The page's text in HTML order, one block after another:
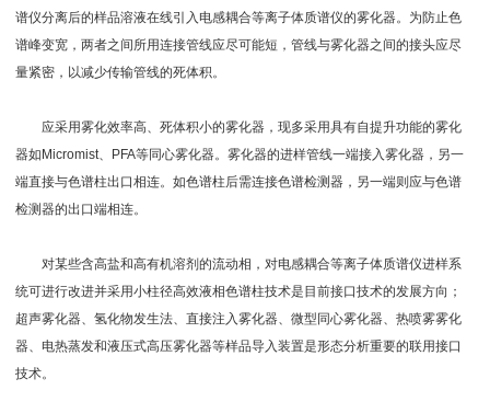
谱仪分离后的样品溶液在线引入电感耦合等离子体质谱仪的雾化器。为防止色
谱峰变宽，两者之间所用连接管线应尽可能短，管线与雾化器之间的接头应尽
量紧密，以减少传输管线的死体积。
应采用雾化效率高、死体积小的雾化器，现多采用具有自提升功能的雾化
器如Micromist、PFA等同心雾化器。雾化器的进样管线一端接入雾化器，另一
端直接与色谱柱出口相连。如色谱柱后需连接色谱检测器，另一端则应与色谱
检测器的出口端相连。
对某些含高盐和高有机溶剂的流动相，对电感耦合等离子体质谱仪进样系
统可进行改进并采用小柱径高效液相色谱柱技术是目前接口技术的发展方向；
超声雾化器、氢化物发生法、直接注入雾化器、微型同心雾化器、热喷雾雾化
器、电热蒸发和液压式高压雾化器等样品导入装置是形态分析重要的联用接口
技术。